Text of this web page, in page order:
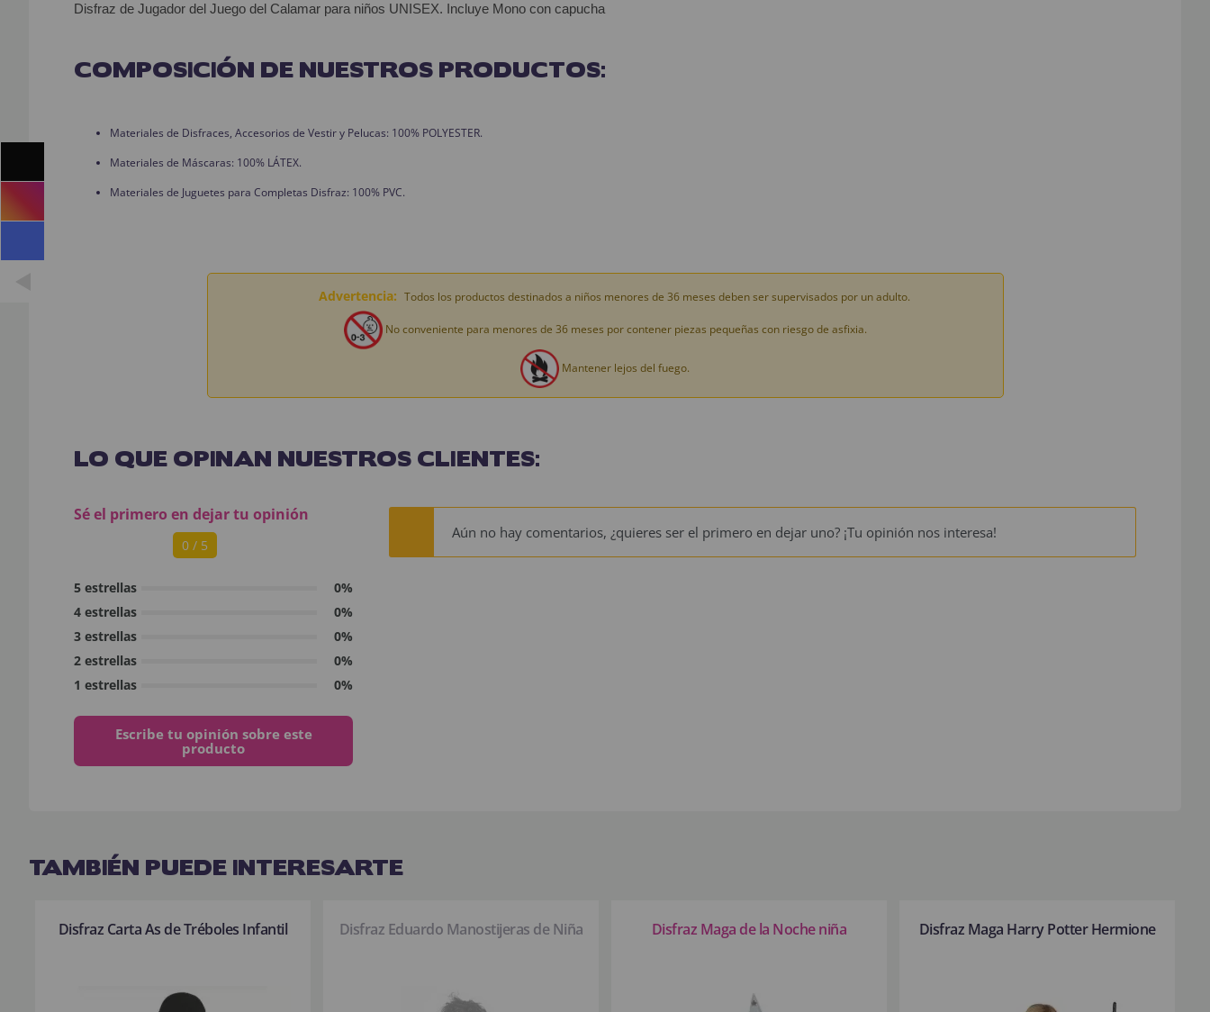
Disfraz de Jugador del Juego del Calamar para niños UNISEX. Incluye Mono con capucha
COMPOSICIÓN DE NUESTROS PRODUCTOS:
Materiales de Disfraces, Accesorios de Vestir y Pelucas: 100% POLYESTER.
Materiales de Máscaras: 100% LÁTEX.
Materiales de Juguetes para Completas Disfraz: 100% PVC.
Advertencia: Todos los productos destinados a niños menores de 36 meses deben ser supervisados por un adulto.
No conveniente para menores de 36 meses por contener piezas pequeñas con riesgo de asfixia.
Mantener lejos del fuego.
LO QUE OPINAN NUESTROS CLIENTES:
Sé el primero en dejar tu opinión
0 / 5
5 estrellas
0%
4 estrellas
0%
3 estrellas
0%
2 estrellas
0%
1 estrellas
0%
Escribe tu opinión sobre este
producto
Aún no hay comentarios, ¿quieres ser el primero en dejar uno? ¡Tu opinión nos interesa!
TAMBIÉN PUEDE INTERESARTE
Disfraz Carta As de Tréboles Infantil Disfraz Eduardo Manostijeras de Niña Disfraz Maga de la Noche niña Disfraz Maga Harry Potter Hermione